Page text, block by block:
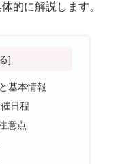
的に解説します。
基本情報
日程
意点